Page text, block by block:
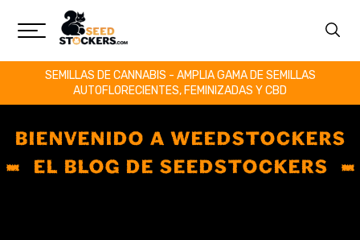
SEMILLAS DE CANNABIS - AMPLIA GAMA DE SEMILLAS
AUTOFLORECIENTES, FEMINIZADAS Y CBD
BIENVENIDO A WEEDSTOCKERS
EL BLOG DE SEEDSTOCKERS